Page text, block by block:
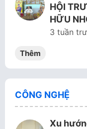
HỘI
HỮU
3 tuần
Thêm
CÔNG NGHỆ
Xu